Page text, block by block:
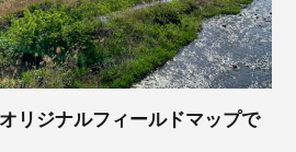
リジナルフィールドマップで